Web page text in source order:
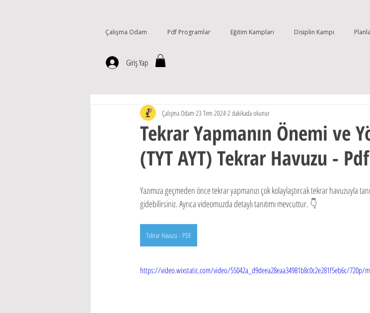
Giriş Yap
Çalışma Odam Pdf Programlar Eğitim Kampları Disiplin Kampı
Tekrar Yapmanın Önemi ve
(TYT AYT) Tekrar Havuzu - Pdf
Çalışma Odam 23 Tem 20242 dakikada okunur
Yazımıza geçmeden önce tekrar yapmanızı çok kolaylaştırcak tekrar havuzuyla
gidebilirsiniz. Ayrıca videomuzda detaylı tanıtımı mevcuttur. 👇
Tekrar Havuzu - PDF
https://video.wixstatic.com/video/55042a_d9deea28eaa34981b8c0c2e281f5eb6c/720p/